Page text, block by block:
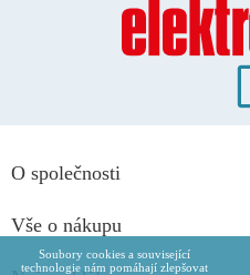
O společnosti
Vše o nákupu
Soubory cookies a související
technologie nám pomáhají zlepšovat